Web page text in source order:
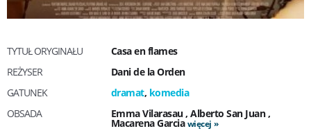
TYTUŁ ORYGINAŁU
Casa en flames
REŻYSER
Dani de la Orden
GATUNEK
dramat, komedia
OBSADA
Emma Vilarasau,Alberto San Juan,
Macarena Garcia więcej